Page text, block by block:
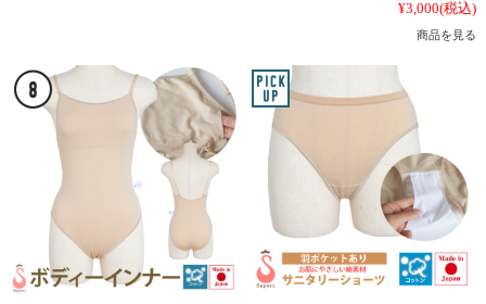
¥3,000(税込)
商品を見る